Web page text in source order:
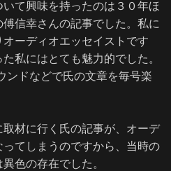
て興味を持ったのは３０年ほ
信幸さんの記事でした。私に
ーディオエッセイストです
私にはとても魅力的でした。
ンドなどで氏の文章を毎号楽
材に行く氏の記事が、オーデ
てしまうのですから、当時の
色の存在でした。